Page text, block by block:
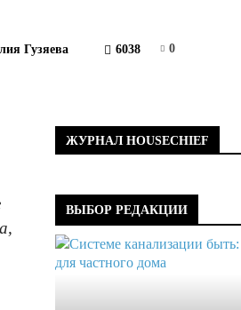
Гузяева 6038 0
ЖУРНАЛ HOUSECHIEF
ВЫБОР РЕДАКЦИИ